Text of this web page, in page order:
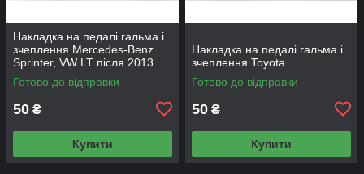
Накладка на педалі гальма і
зчеплення Mercedes-Benz
Sprinter, VW LT після 2013
року
Готово до відправки
50 ₴
Купити
Накладка на педалі гальма і
зчеплення Toyota
Готово до відправки
50 ₴
Купити